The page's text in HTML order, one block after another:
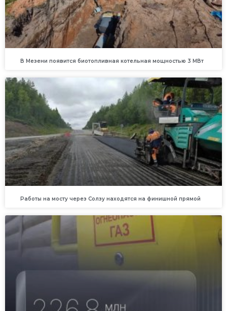
В Мезени появится биотопливная котельная мощностью 3 МВт
Работы на мосту через Солзу находятся на финишной прямой